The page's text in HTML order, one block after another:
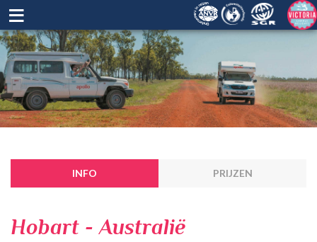
≡
INFO PRIJZEN
Hobart - Australië